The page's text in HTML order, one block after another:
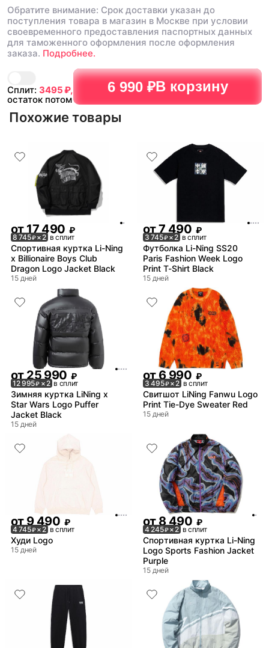
Сплит: 3495₽,
остаток потом
6 990 ₽В корзину
Обратите внимание: Срок доставки указан до
поступления товара в магазин в Москве при условии
своевременного предоставления паспортных данных
для таможенного оформления после оформления
заказа. Подробнее.
Похожие товары
от17 490 ₽
8 745₽× 2 в сплит
Спортивная куртка Li-Ning
x Billionaire Boys Club
Dragon Logo Jacket Black
15 дней
от7 490 ₽
3 745₽× 2 в сплит
Футболка Li-Ning SS20
Paris Fashion Week Logo
Print T-Shirt Black
15 дней
от25 990 ₽
12 995₽ × 2 в сплит
Зимняя куртка LiNing x
Star Wars Logo Puffer
Jacket Black
15 дней
от6 990 ₽
3 495₽× 2 в сплит
Свитшот LiNing Fanwu Logo
Print Tie-Dye Sweater Red
15 дней
от 9 490 ₽
4 745₽× 2 в сплит
Худи Logo
15 дней
от 8 490 ₽
4 245₽× 2 в сплит
Спортивная куртка Li-Ning
Logo Sports Fashion Jacket
Purple
15 дней